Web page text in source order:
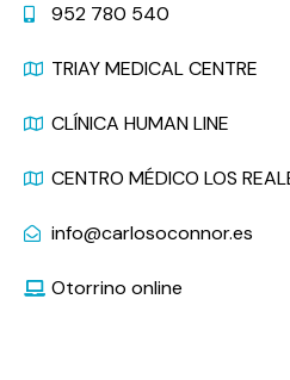
952 780 540
TRIAY MEDICAL CENTRE
CLÍNICA HUMAN LINE
CENTRO MÉDICO LOS
info@carlosoconnor.es
Otorrino online